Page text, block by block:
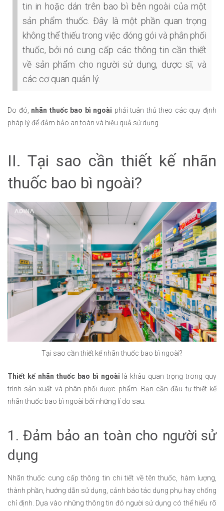
tin in hoặc dán trên bao bì bên ngoài của một
sản phẩm thuốc. Đây là một phần quan trọng
không thể thiếu trong việc đóng gói và phân phối
thuốc, bởi nó cung cấp các thông tin cần thiết
về sản phẩm cho người sử dụng, dược sĩ, và
các cơ quan quản lý.
Do đó, nhãn thuốc bao bì ngoài phải tuân thủ theo các quy định
pháp lý để đảm bảo an toàn và hiệu quả sử dụng.
II. Tại sao cần thiết kế nhãn
thuốc bao bì ngoài?
Tại sao cần thiết kế nhãn thuốc bao bì ngoài?
Thiết kế nhãn thuốc bao bì ngoài là khâu quan trọng trong quy
trình sản xuất và phân phối dược phẩm. Bạn cần đầu tư thiết kế
nhãn thuốc bao bì ngoài bởi những lí do sau:
1. Đảm bảo an toàn cho người sử
dụng
Nhãn thuốc cung cấp thông tin chi tiết về tên thuốc, hàm lượng,
thành phần, hướng dẫn sử dụng, cảnh báo tác dụng phụ hay chống
chỉ định. Dựa vào những thông tin đó người sử dụng có thể hiểu rõ